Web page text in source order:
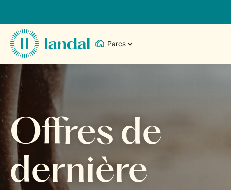
Parcs
Offres de
dernière